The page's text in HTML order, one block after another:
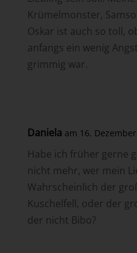
Krümelmonster,
Oskar ist auch so toll,
anfangs ein wenig
grimmig war.
Daniela am 16.
Habe ich früher gerne
nicht mehr, wer mein
Wahrscheinlich der
Kuschelfell, oder der
der nicht Bibo?